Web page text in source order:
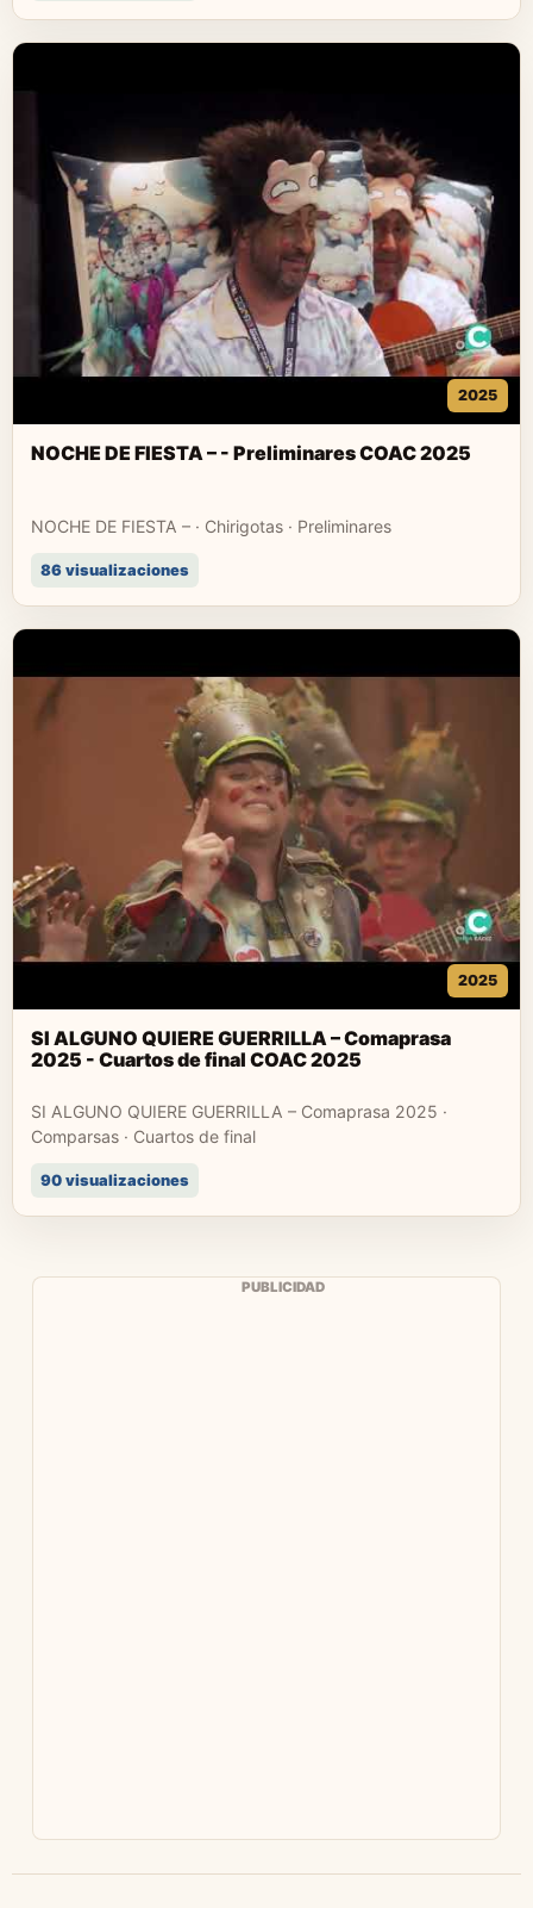
2025
NOCHE DE FIESTA – - Preliminares COAC 2025
NOCHE DE FIESTA – · Chirigotas · Preliminares
86 visualizaciones
2025
SI ALGUNO QUIERE GUERRILLA – Comaprasa
2025 - Cuartos de final COAC 2025
SI ALGUNO QUIERE GUERRILLA – Comaprasa 2025 ·
Comparsas · Cuartos de final
90 visualizaciones
PUBLICIDAD